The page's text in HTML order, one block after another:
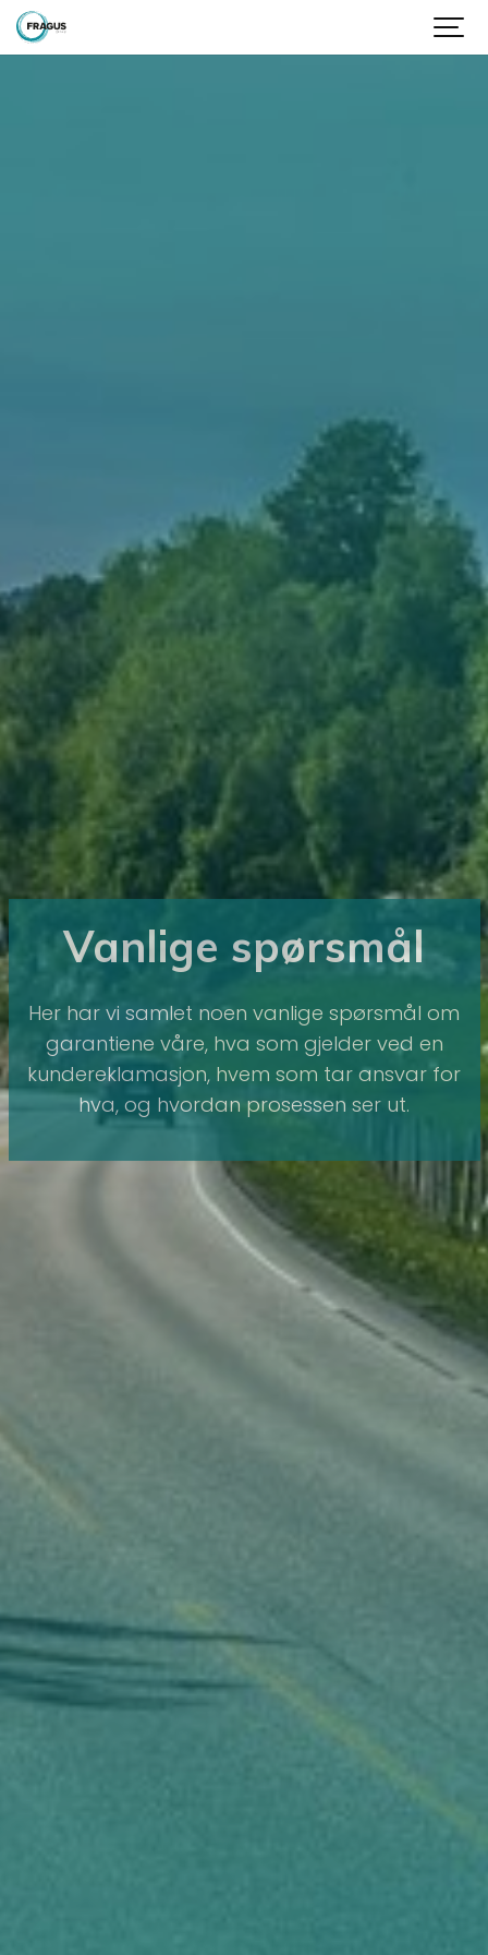
Vanlige spørsmål
Her har vi samlet noen vanlige spørsmål om
garantiene våre, hva som gjelder ved en
kundereklamasjon, hvem som tar ansvar for
hva, og hvordan prosessen ser ut.